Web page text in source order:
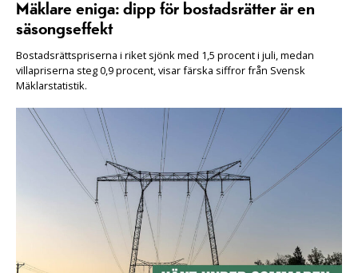
Mäklare eniga: dipp för bostadsrätter är en
säsongseffekt
Bostadsrättspriserna i riket sjönk med 1,5 procent i juli, medan
villapriserna steg 0,9 procent, visar färska siffror från Svensk
Mäklarstatistik.